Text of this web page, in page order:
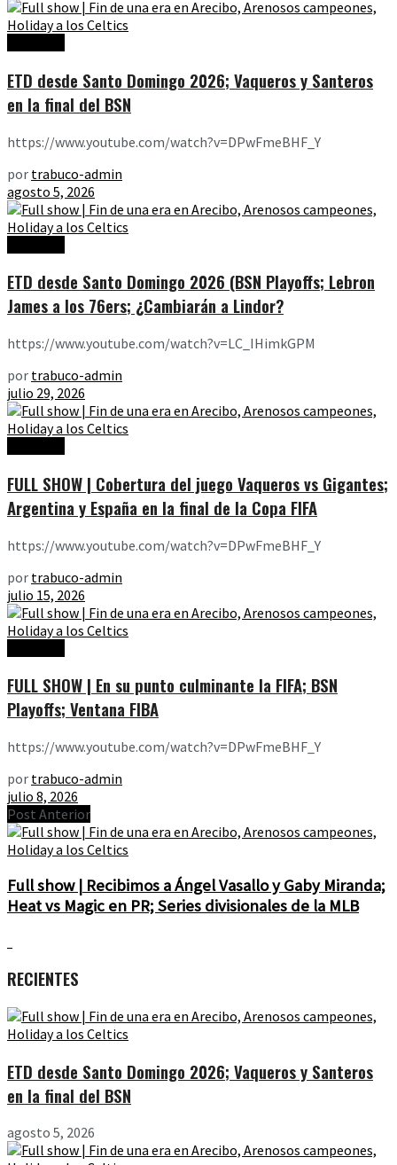
ETD desde Santo Domingo 2026; Vaqueros y Santeros
en la final del BSN
https://www.youtube.com/watch?v=DPwFmeBHF_Y
por trabuco-admin
agosto 5, 2026
ETD desde Santo Domingo 2026 (BSN Playoffs; Lebron
James a los 76ers; ¿Cambiarán a Lindor?
https://www.youtube.com/watch?v=LC_IHimkGPM
por trabuco-admin
julio 29, 2026
FULL SHOW | Cobertura del juego Vaqueros vs Gigantes;
Argentina y España en la final de la Copa FIFA
https://www.youtube.com/watch?v=DPwFmeBHF_Y
por trabuco-admin
julio 15, 2026
FULL SHOW | En su punto culminante la FIFA; BSN
Playoffs; Ventana FIBA
https://www.youtube.com/watch?v=DPwFmeBHF_Y
por trabuco-admin
julio 8, 2026
Post Anterior
Full show | Recibimos a Ángel Vasallo y Gaby Miranda;
Heat vs Magic en PR; Series divisionales de la MLB
RECIENTES
ETD desde Santo Domingo 2026; Vaqueros y Santeros
en la final del BSN
agosto 5, 2026